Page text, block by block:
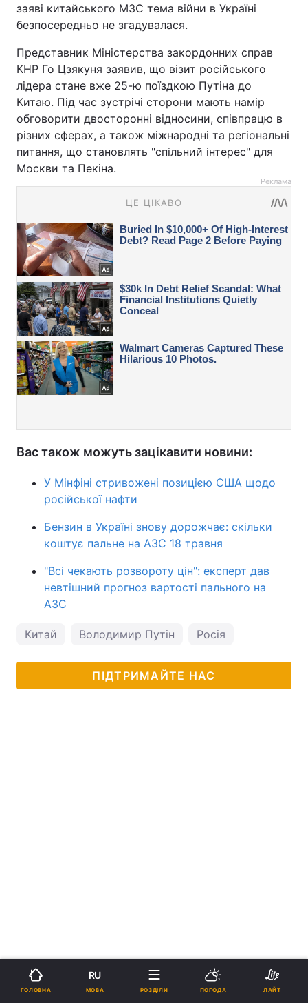
заяві китайського МЗС тема війни в Україні
безпосередньо не згадувалася.
Представник Міністерства закордонних справ
КНР Го Цзякуня заявив, що візит російського
лідера стане вже 25-ю поїздкою Путіна до
Китаю. Під час зустрічі сторони мають намір
обговорити двосторонні відносини, співпрацю в
різних сферах, а також міжнародні та регіональні
питання, що становлять "спільний інтерес" для
Москви та Пекіна.
Реклама
Вас також можуть зацікавити новини:
У Мінфіні стривожені позицією США щодо
російської нафти
Бензин в Україні знову дорожчає: скільки
коштує пальне на АЗС 18 травня
"Всі чекають розвороту цін": експерт дав
невтішний прогноз вартості пального на
АЗС
Китай Володимир Путін Росія
ПІДТРИМАЙТЕ НАС
ГОЛОВНА
RU
МОВА РОЗДІЛИ ПОГОДА ЛАЙТ